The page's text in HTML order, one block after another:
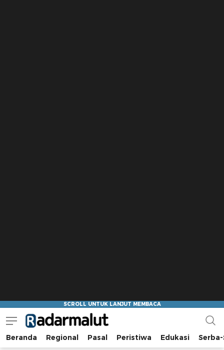
Radar Malut
Bacaan Nyindir
Beranda Regional Pasal Peristiwa Edukasi